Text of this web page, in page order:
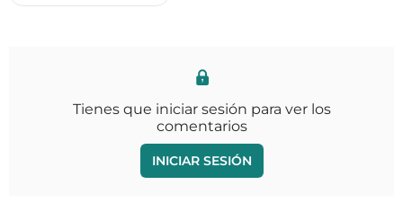
Tienes que iniciar sesión para ver los
comentarios
INICIAR SESIÓN